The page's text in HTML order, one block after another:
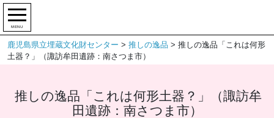
MENU
鹿児島県立埋蔵文化財センター > 推しの逸品 > 推しの逸品「これは何形
土器？」（諏訪牟田遺跡：南さつま市）
推しの逸品「これは何形土器？」（諏訪牟
田遺跡：南さつま市）